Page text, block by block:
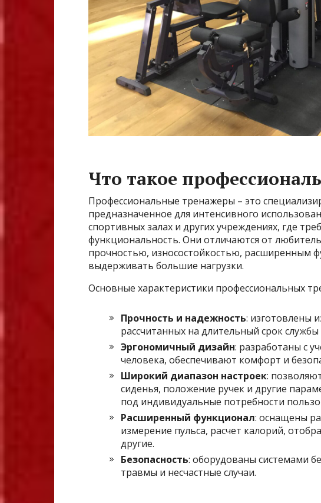
Что такое
Профессиональные тренажеры – это
предназначенное для интенсивного
спортивных залах и других учреждениях, где
функциональность. Они отличаются от
прочностью, износостойкостью, расширенным
выдерживать большие нагрузки.
Основные характеристики профессиональных
Прочность и надежность: изготовлены
рассчитанных на длительный срок
Эргономичный дизайн: разработаны с
человека, обеспечивают комфорт и
Широкий диапазон настроек:
сиденья, положение ручек и другие
под индивидуальные потребности
Расширенный функционал: оснащены
измерение пульса, расчет калорий,
другие.
Безопасность: оборудованы системами
травмы и несчастные случаи.